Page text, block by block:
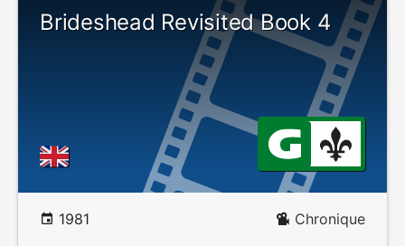
Brideshead Revisited Book 4
1981 Chronique